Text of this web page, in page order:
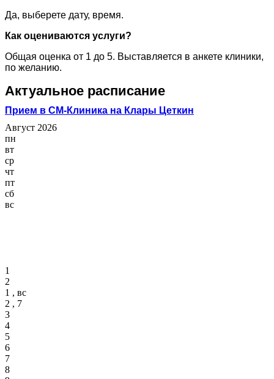
Да, выберете дату, время.
Как оцениваются услуги?
Общая оценка от 1 до 5. Выставляется в анкете клиники,
по желанию.
Актуальное расписание
Прием в СМ-Клиника на Клары Цеткин
Август 2026
пн
вт
ср
чт
пт
сб
вс
1
2
1 , вс
2 , 7
3
4
5
6
7
8